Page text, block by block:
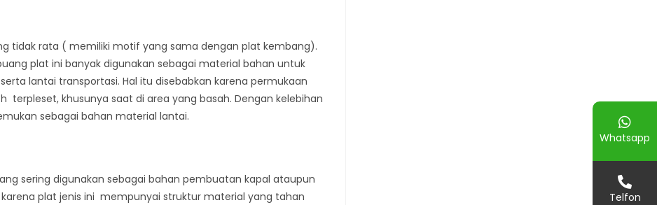
tidak rata ( memiliki motif yang sama dengan plat kembang).
plat ini banyak digunakan sebagai material bahan untuk
lantai transportasi. Hal itu disebabkan karena permukaan
terpleset, khusunya saat di area yang basah. Dengan kelebihan
sebagai bahan material lantai.
sering digunakan sebagai bahan pembuatan kapal ataupun
plat jenis ini mempunyai struktur material yang tahan
Whatsapp
Telfon